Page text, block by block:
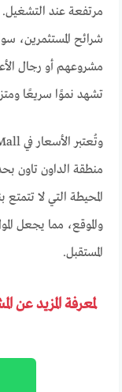
مرتفعة عند
شرائح المستثمرين،
مشروعهم أو رجال
تشهد نموًا سريعًا
منطقة الداون تاون
المحيطة التي لا
والموقع، مما يجعل
المستقبل.
لمعرفة المزيد عن